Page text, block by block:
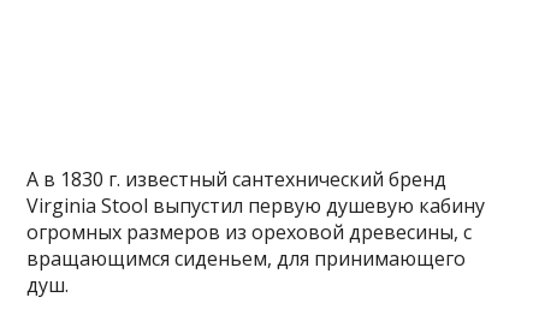
А в 1830 г. известный сантехнический бренд
Virginia Stool выпустил первую душевую кабину
огромных размеров из ореховой древесины, с
вращающимся сиденьем, для принимающего
душ.